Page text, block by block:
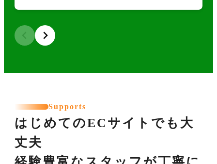
Supports
はじめてのECサイトでも大
丈夫